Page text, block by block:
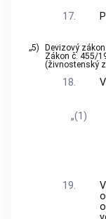
17.
„5)
Devizový zákon.
Zákon č. 455/
(živnostenský
18.
„(1)
19.